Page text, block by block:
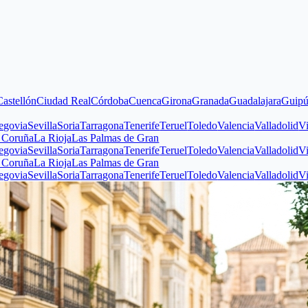
Ciudad RealCórdobaCuencaGironaGranadaGuadalajaraGuipúzcoa
SoriaTarragonaTenerifeTeruelToledoValenciaValladolidVizcaya
La RiojaLas Palmas de Gran
SoriaTarragonaTenerifeTeruelToledoValenciaValladolidVizcaya
La RiojaLas Palmas de Gran
SoriaTarragonaTenerifeTeruelToledoValenciaValladolidVizcaya